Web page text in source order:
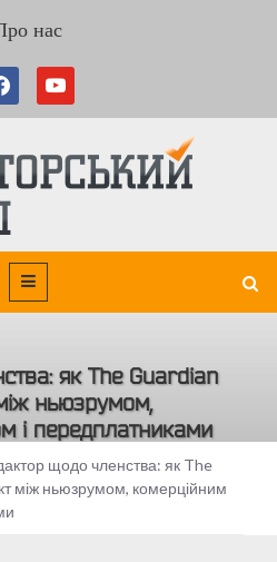
нас
як The Guardian
ньюзрумом,
і передплатниками
щодо членства: як The
між ньюзрумом, комерційним